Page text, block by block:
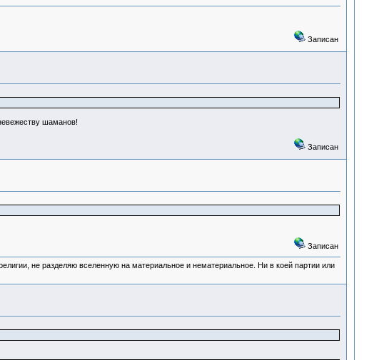
Записан
шаманов!
Записан
Записан
не разделяю вселенную на материальное и нематериальное. Ни в коей партии или